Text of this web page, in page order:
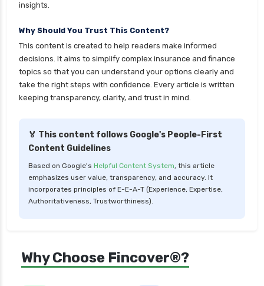
insights.
Why Should You Trust This Content?
This content is created to help readers make informed
decisions. It aims to simplify complex insurance and finance
topics so that you can understand your options clearly and
take the right steps with confidence. Every article is written
keeping transparency, clarity, and trust in mind.
🏅 This content follows Google's People-First
Content Guidelines
Based on Google's Helpful Content System, this article
emphasizes user value, transparency, and accuracy. It
incorporates principles of E-E-A-T (Experience, Expertise,
Authoritativeness, Trustworthiness).
Why Choose Fincover®?